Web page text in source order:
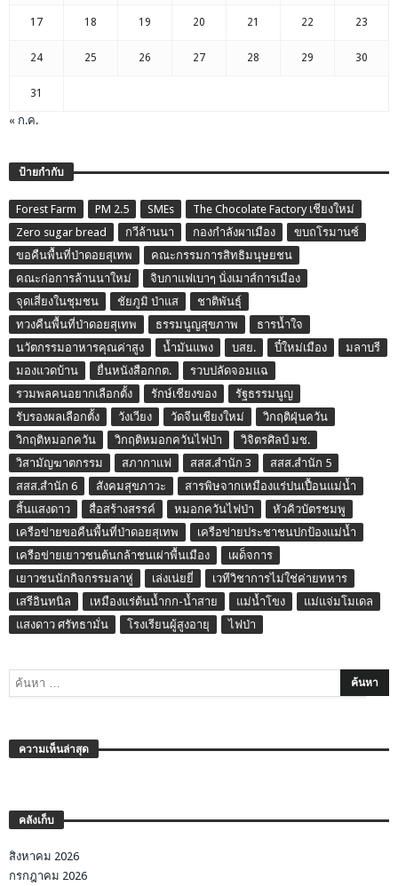
17 18 19 20 21 22 23
24 25 26 27 28 29 30
31
« ก.ค.
ป้ายกำกับ
Forest Farm PM 2.5 SMEs
The Chocolate Factory เชียงใหม่
Zero sugar bread
กวีล้านนา กองกำลังผาเมือง
ขบถโรมานซ์
ขอคืนพื้นที่ป่าดอยสุเทพ
คณะกรรมการสิทธิมนุษยชน
คณะก่อการล้านนาใหม่
จิบกาแฟเบาๆ นั่งเมาส์การเมือง
จุดเสี่ยงในชุมชน
ชัยภูมิ ป่าแส
ชาติพันธุ์
ทวงคืนพื้นที่ป่าดอยสุเทพ
ธรรมนูญสุขภาพ
ธารน้ำใจ
นวัตกรรมอาหารคุณค่าสูง
น้ำมันแพง บสย. ปี๋ใหม่เมือง
มลาบรี
มองแวดบ้าน
ยื่นหนังสือกกต.
รวบปลัดจอมแฉ
รวมพลคนอยากเลือกตั้ง
รักษ์เชียงของ
รัฐธรรมนูญ
รับรองผลเลือกตั้ง
วังเวียง วัดจีนเชียงใหม่
วิกฤติฝุ่นควัน
วิกฤติหมอกควัน
วิกฤติหมอกควันไฟป่า
วิจิตรศิลป์ มช.
วิสามัญฆาตกรรม
สภากาแฟ สสส.สำนัก 3
สสส.สำนัก 5
สสส.สำนัก 6
สังคมสุขภาวะ
สารพิษจากเหมืองแร่ปนเปื้อนแม่น้ำ
สิ้นแสงดาว
สื่อสร้างสรรค์ หมอกควันไฟป่า
หัวคิวบัตรชมพู
เครือข่ายขอคืนพื้นที่ป่าดอยสุเทพ
เครือข่ายประชาชนปกป้องแม่น้ำ
เครือข่ายเยาวชนต้นกล้าชนเผ่าพื้นเมือง
เผด็จการ
เยาวชนนักกิจกรรมลาหู่
เล่งเน่ยยี่
เวทีวิชาการไม่ใช่ค่ายทหาร
เสรีอินทนิล
เหมืองแร่ต้นน้ำกก-น้ำสาย แม่น้ำโขง
แม่แจ่มโมเดล
แสงดาว ศรัทธามั่น
โรงเรียนผู้สูงอายุ ไฟป่า
ความเห็นล่าสุด
คลังเก็บ
สิงหาคม 2026
กรกฎาคม 2026